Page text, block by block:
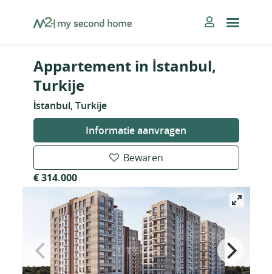
MySecondHome
Appartement in İstanbul,
Turkije
İstanbul, Turkije
Informatie aanvragen
Bewaren
€ 314.000